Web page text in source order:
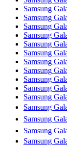
Samsung
Samsung
Samsung
Samsung
Samsung
Samsung
Samsung
Samsung
Samsung
Samsung
Samsung
Samsung
Samsung
Samsung
Samsung